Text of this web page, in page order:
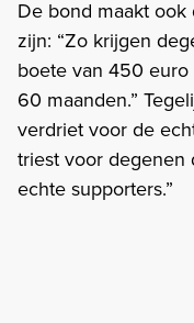
De bond maakt
zijn: “Zo krijgen
boete van 450
60 maanden.”
verdriet voor de
triest voor degenen
echte supporters.”